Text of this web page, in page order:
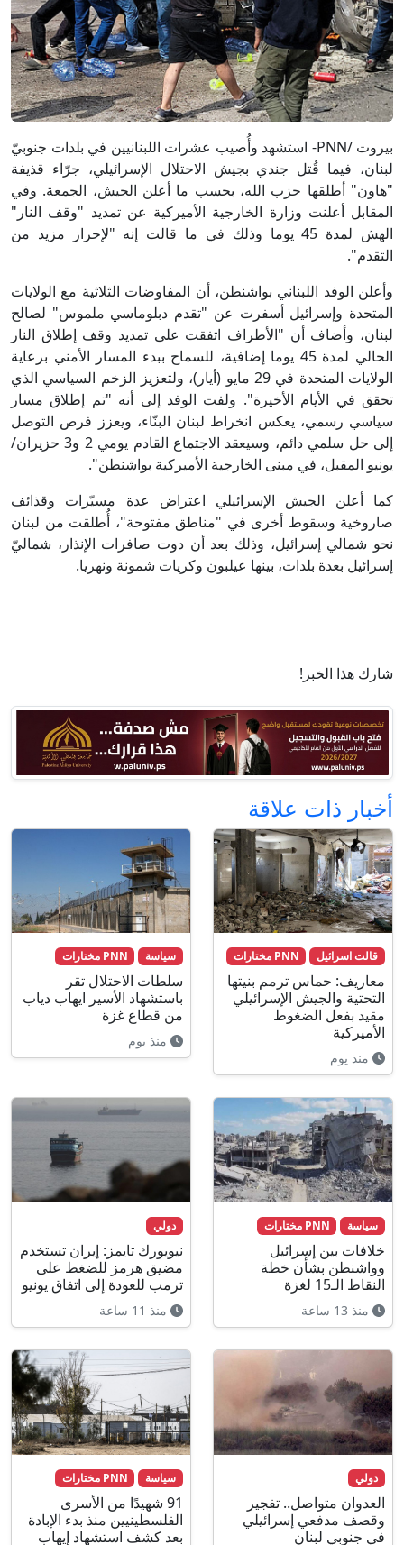
بيروت /PNN- استشهد وأُصيب عشرات اللبنانيين في بلدات جنوبيّ
لبنان، فيما قُتل جندي بجيش الاحتلال الإسرائيلي، جرّاء قذيفة
"هاون" أطلقها حزب الله، بحسب ما أعلن الجيش، الجمعة. وفي
المقابل أعلنت وزارة الخارجية الأميركية عن تمديد "وقف النار"
الهش لمدة 45 يوما وذلك في ما قالت إنه "لإحراز مزيد من
التقدم".
وأعلن الوفد اللبناني بواشنطن، أن المفاوضات الثلاثية مع الولايات
المتحدة وإسرائيل أسفرت عن "تقدم دبلوماسي ملموس" لصالح
لبنان، وأضاف أن "الأطراف اتفقت على تمديد وقف إطلاق النار
الحالي لمدة 45 يوما إضافية، للسماح ببدء المسار الأمني برعاية
الولايات المتحدة في 29 مايو (أيار)، ولتعزيز الزخم السياسي الذي
تحقق في الأيام الأخيرة". ولفت الوفد إلى أنه "تم إطلاق مسار
سياسي رسمي، يعكس انخراط لبنان البنّاء، ويعزز فرص التوصل
إلى حل سلمي دائم، وسيعقد الاجتماع القادم يومي 2 و3 حزيران/
يونيو المقبل، في مبنى الخارجية الأميركية بواشنطن".
كما أعلن الجيش الإسرائيلي اعتراض عدة مسيّرات وقذائف
صاروخية وسقوط أخرى في "مناطق مفتوحة"، أُطلقت من لبنان
نحو شمالي إسرائيل، وذلك بعد أن دوت صافرات الإنذار، شماليّ
إسرائيل بعدة بلدات، بينها عيلبون وكريات شمونة ونهريا.
شارك هذا الخبر!
أخبار ذات علاقة
قالت اسرائيل PNN مختارات
معاريف: حماس ترمم بنيتها
التحتية والجيش الإسرائيلي
مقيد بفعل الضغوط
الأميركية
منذ يوم
سياسة PNN مختارات
سلطات الاحتلال تقر
باستشهاد الأسير ايهاب دياب
من قطاع غزة
منذ يوم
سياسة PNN مختارات
خلافات بين إسرائيل
وواشنطن بشأن خطة
النقاط الـ15 لغزة
منذ 13 ساعة
دولي
نيويورك تايمز: إيران تستخدم
مضيق هرمز للضغط على
ترمب للعودة إلى اتفاق يونيو
منذ 11 ساعة
دولي
العدوان متواصل.. تفجير
وقصف مدفعي إسرائيلي
في جنوبي لبنان
سياسة PNN مختارات
91 شهيدًا من الأسرى
الفلسطينيين منذ بدء الإبادة
بعد كشف استشهاد إيهاب